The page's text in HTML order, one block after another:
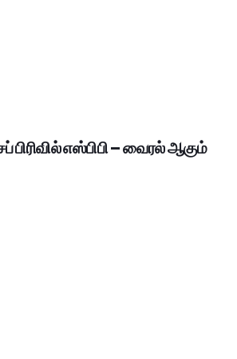
பிரிவில் எஸ்பிபி – வைரல் ஆகும்